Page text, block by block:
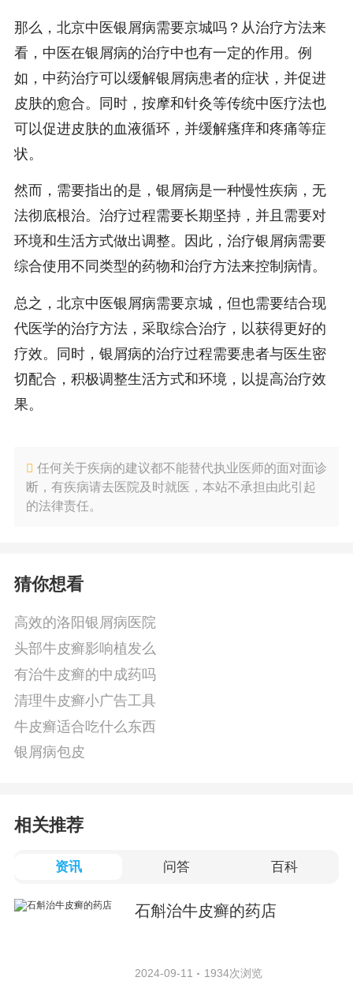
那么，北京中医银屑病需要京城吗？从治疗方法来
看，中医在银屑病的治疗中也有一定的作用。例
如，中药治疗可以缓解银屑病患者的症状，并促进
皮肤的愈合。同时，按摩和针灸等传统中医疗法也
可以促进皮肤的血液循环，并缓解瘙痒和疼痛等症
状。
然而，需要指出的是，银屑病是一种慢性疾病，无
法彻底根治。治疗过程需要长期坚持，并且需要对
环境和生活方式做出调整。因此，治疗银屑病需要
综合使用不同类型的药物和治疗方法来控制病情。
总之，北京中医银屑病需要京城，但也需要结合现
代医学的治疗方法，采取综合治疗，以获得更好的
疗效。同时，银屑病的治疗过程需要患者与医生密
切配合，积极调整生活方式和环境，以提高治疗效
果。
任何关于疾病的建议都不能替代执业医师的面对面诊
断，有疾病请去医院及时就医，本站不承担由此引起
的法律责任。
猜你想看
高效的洛阳银屑病医院
头部牛皮癣影响植发么
有治牛皮癣的中成药吗
清理牛皮癣小广告工具
牛皮癣适合吃什么东西
银屑病包皮
相关推荐
资讯 问答 百科
石斛治牛皮癣的药店
2024-09-11 1934次浏览